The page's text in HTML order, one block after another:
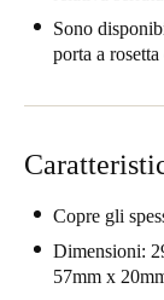
Netherlands
FrançaisNederlands
Español
Sono
porta a rosetta
Copre gli
Dimensioni:
57mm x